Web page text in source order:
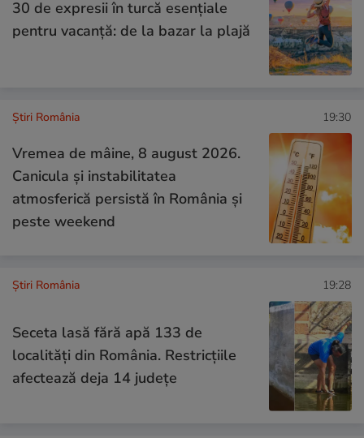
30 de expresii în turcă esențiale
pentru vacanță: de la bazar la plajă
Știri România 19:30
Vremea de mâine, 8 august 2026.
Canicula și instabilitatea
atmosferică persistă în România și
peste weekend
Știri România 19:28
Seceta lasă fără apă 133 de
localități din România. Restricțiile
afectează deja 14 județe